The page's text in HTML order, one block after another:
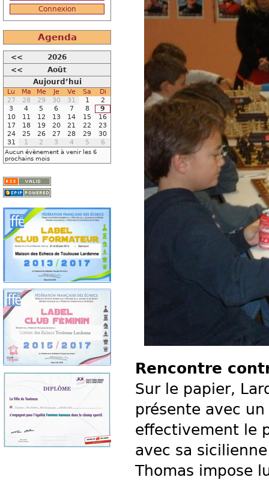
Rencontre
Sur le papier,
présente avec
effectivement le
avec sa
Thomas impose
Connexion
Agenda
<<
2026
<<
Août
Aujourd’hui
Lu Ma Me Je Ve Sa
Di
27
28 29 30 31 1
2
3
4 5 6 7 8
9
10
11 12 13 14 15
16
17
18 19 20 21 22
23
24
25 26 27 28 29
30
31
1 2 3 4 5 6
Aucun évènement à venir les 6
prochains mois